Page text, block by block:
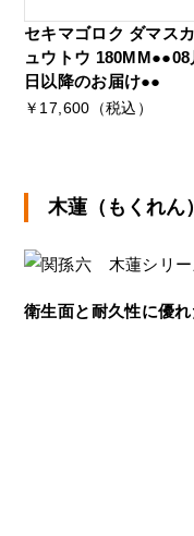
セキマゴロク ダマス
ュウトウ 180MM●●08
日以降のお届け●●
￥17,600（税込）
木蓮（もくれん
衛生面と耐久性に優れ